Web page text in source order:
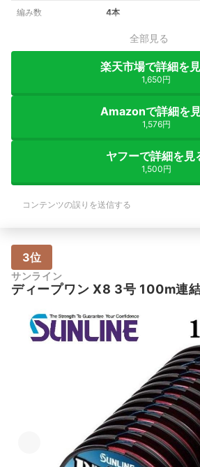
編み数 4本
全部見る
楽天市場で詳細を
1,650円
Amazonで詳細を
1,576円
ヤフーで詳細を見
1,500円
コンテンツの誤りを送信する
3位
サンライン
ディープワン X8 3号 100m連